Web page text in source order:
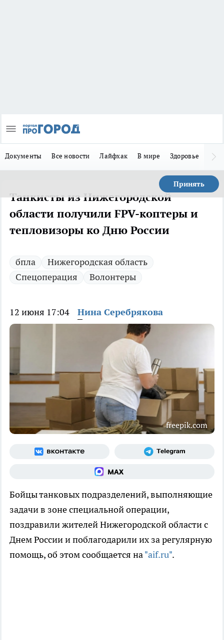
Документы Все новости Лайфхак В мире Здоровье
Принять
Танкисты из Нижегородской
области получили FPV-коптеры и
тепловизоры ко Дню России
бпла
Нижегородская область
Спецоперация
Волонтеры
12 июня 17:04 Нина Серебрякова
freepik.com
Бойцы танковых подразделений, выполняющие
задачи в зоне специальной операции,
поздравили жителей Нижегородской области с
Днем России и поблагодарили их за регулярную
помощь, об этом сообщается на"aif.ru".